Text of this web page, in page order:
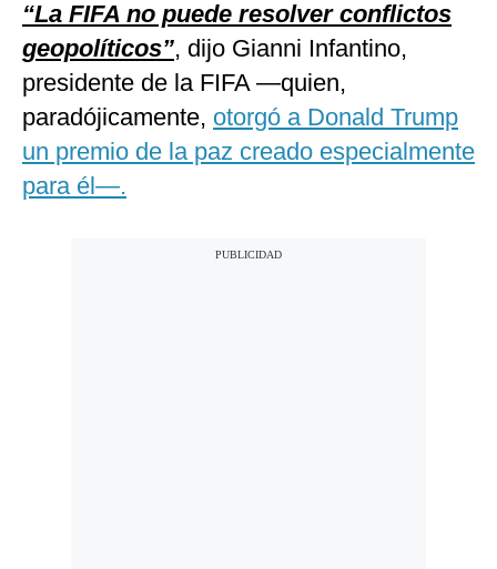
“La FIFA no puede resolver conflictos
geopolíticos”, dijo Gianni Infantino,
presidente de la FIFA —quien,
paradójicamente, otorgó a Donald Trump
un premio de la paz creado especialmente
para él—.